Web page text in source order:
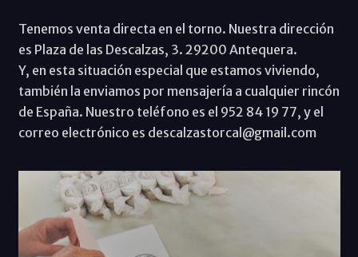
Tenemos venta directa en el torno. Nuestra dirección
es Plaza de las Descalzas, 3. 29200 Antequera.
Y, en esta situación especial que estamos viviendo,
también la enviamos por mensajería a cualquier rincón
de España. Nuestro teléfono es el 952 84 19 77, y el
correo electrónico es descalzastorcal@gmail.com